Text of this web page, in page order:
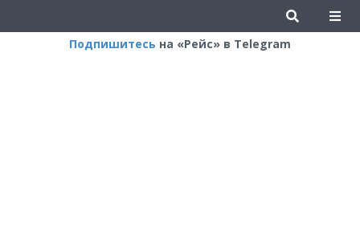
Подпишитесь на «Рейс» в Telegram